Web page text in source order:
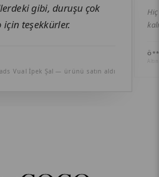
gibi, duruşu çok
için teşekkürler.
Vual İpek Şal — ürünü satın aldı